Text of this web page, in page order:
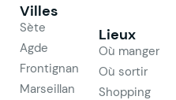
Villes
Sète
Agde
Frontignan
Marseillan
Lieux
Où manger
Où sortir
Shopping